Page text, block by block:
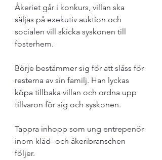
Åkeriet går i konkurs, villan ska
säljas på exekutiv auktion och
socialen vill skicka syskonen till
fosterhem.
Börje bestämmer sig för att slåss för
resterna av sin familj. Han lyckas
köpa tillbaka villan och ordna upp
tillvaron för sig och syskonen.
Tappra inhopp som ung entrepenör
inom kläd- och åkeribranschen
följer.